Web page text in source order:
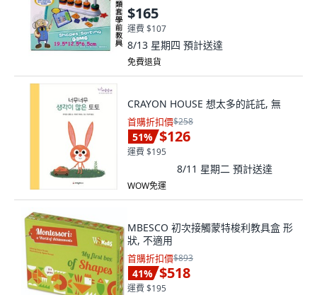
$165
運費 $107
8/13 星期四 預計送達
免費退貨
CRAYON HOUSE 想太多的託託, 無
首購折扣價$258
51% $126
運費 $195
8/11 星期二 預計送達
WOW免運
MBESCO 初次接觸蒙特梭利教具盒 形
狀, 不適用
首購折扣價$893
41% $518
運費 $195